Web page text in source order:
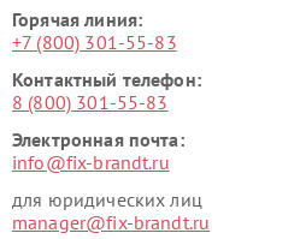
Горячая линия:
+7 (800) 301-55-83
Контактный телефон:
8 (800) 301-55-83
Электронная почта:
info@fix-brandt.ru
для юридических лиц
manager@fix-brandt.ru